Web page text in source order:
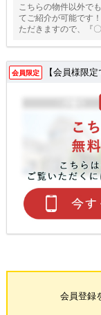
こちらの物件以外で
てご紹介が可能です
ただきますので、『
会員限定 【会員様限定
会員登録